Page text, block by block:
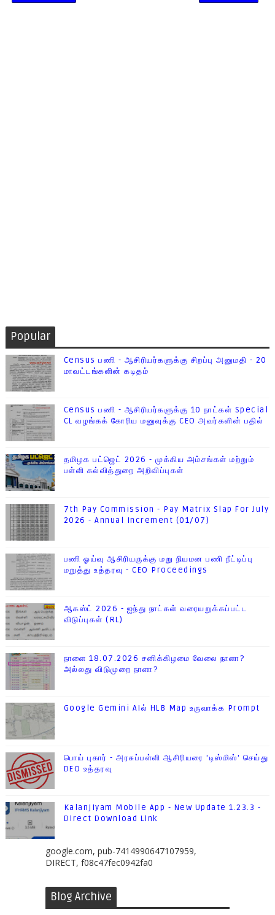
Popular
Census பணி - ஆசிரியர்களுக்கு சிறப்பு அனுமதி - 20
மாவட்டங்களின் கடிதம்
Census பணி - ஆசிரியர்களுக்கு 10 நாட்கள் Special
CL வழங்கக் கோரிய மனுவுக்கு CEO அவர்களின் பதில்
தமிழக பட்ஜெட் 2026 - முக்கிய அம்சங்கள் மற்றும்
பள்ளி கல்வித்துறை அறிவிப்புகள்
7th Pay Commission - Pay Matrix Slap For July
2026 - Annual Increment (01/07)
பணி ஓய்வு ஆசிரியருக்கு மறு நியமன பணி நீட்டிப்பு
மறுத்து உத்தரவு - CEO Proceedings
ஆகஸ்ட் 2026 - ஐந்து நாட்கள் வரையறுக்கப்பட்ட
விடுப்புகள் (RL)
நாளை 18.07.2026 சனிக்கிழமை வேலை நாளா?
அல்லது விடுமுறை நாளா?
Google Gemini AIல் HLB Map உருவாக்க Prompt
பொய் புகார் - அரசுப்பள்ளி ஆசிரியரை 'டிஸ்மிஸ்' செய்து
DEO உத்தரவு
Kalanjiyam Mobile App - New Update 1.23.3 -
Direct Download Link
google.com, pub-7414990647107959,
DIRECT, f08c47fec0942fa0
Blog Archive